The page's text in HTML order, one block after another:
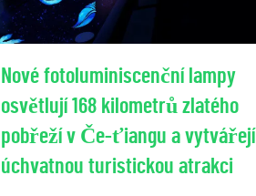
Nové fotoluminiscenční lampy
osvětlují 168 kilometrů zlatého
pobřeží v Če-ťiangu a vytvářejí
úchvatnou turistickou atrakci